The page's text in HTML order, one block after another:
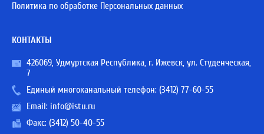
Политика по обработке Персональных данных
КОНТАКТЫ
426069, Удмуртская Республика, г. Ижевск, ул. Студенческая,
7
Единый многоканальный телефон: (3412) 77-60-55
Email: info@istu.ru
Факс: (3412) 50-40-55